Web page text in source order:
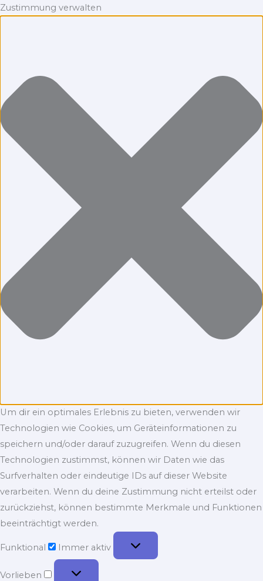
Zustimmung verwalten
Um dir ein optimales Erlebnis zu bieten, verwenden wir
Technologien wie Cookies, um Geräteinformationen zu
speichern und/oder darauf zuzugreifen. Wenn du diesen
Technologien zustimmst, können wir Daten wie das
Surfverhalten oder eindeutige IDs auf dieser Website
verarbeiten. Wenn du deine Zustimmung nicht erteilst oder
zurückziehst, können bestimmte Merkmale und Funktionen
beeinträchtigt werden.
Funktional
Immer aktiv
Vorlieben
Vorlieben